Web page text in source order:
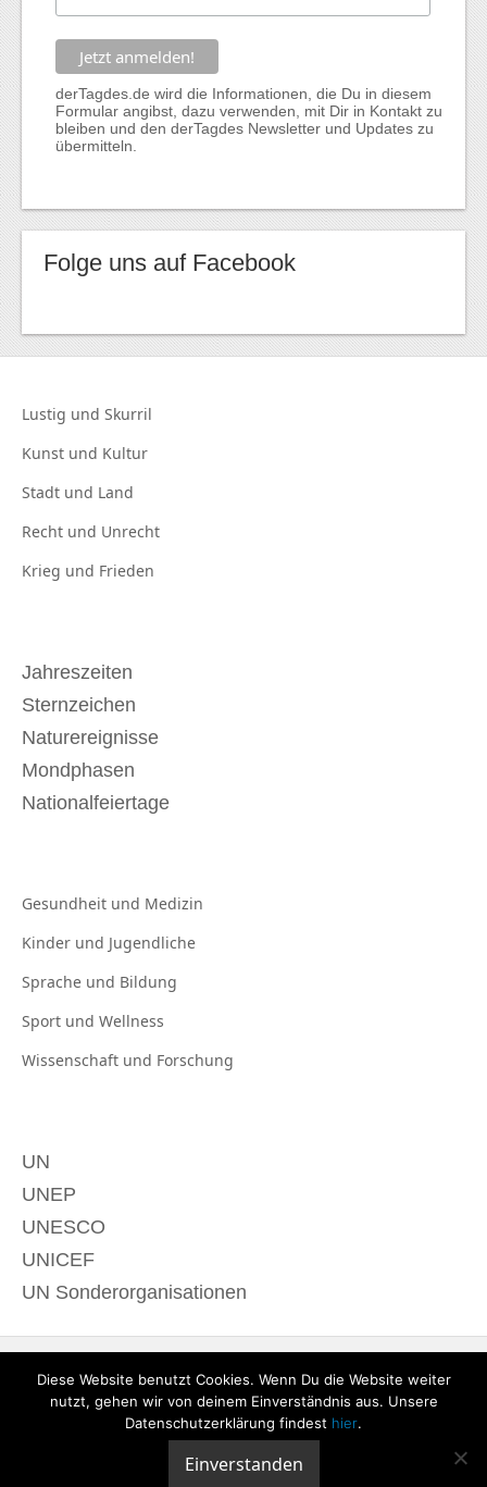
derTagdes.de wird die Informationen, die Du in diesem
Formular angibst, dazu verwenden, mit Dir in Kontakt zu
bleiben und den derTagdes Newsletter und Updates zu
übermitteln.
Folge uns auf Facebook
Lustig und Skurril
Kunst und Kultur
Stadt und Land
Recht und Unrecht
Krieg und Frieden
Jahreszeiten
Sternzeichen
Naturereignisse
Mondphasen
Nationalfeiertage
Gesundheit und Medizin
Kinder und Jugendliche
Sprache und Bildung
Sport und Wellness
Wissenschaft und Forschung
UN
UNEP
UNESCO
UNICEF
UN Sonderorganisationen
Diese Website benutzt Cookies. Wenn Du die Website weiter
nutzt, gehen wir von deinem Einverständnis aus. Unsere
Datenschutzerklärung findest hier.
Einverstanden